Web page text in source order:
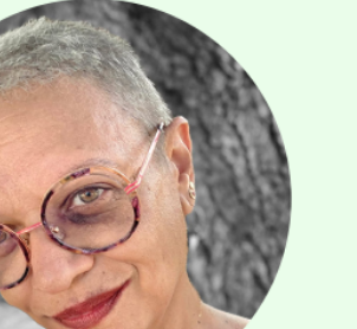
ou la danse du paon